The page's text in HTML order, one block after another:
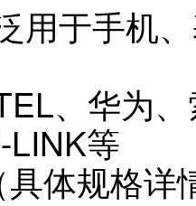
用于手机
、华为
LINK等
体规格详